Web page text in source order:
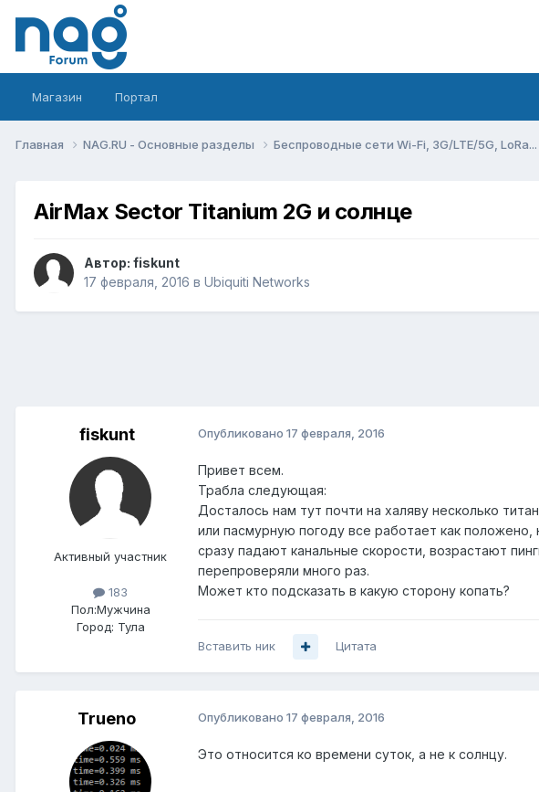
Магазин Портал
Главная NAG.RU - Основные разделы Беспроводные сети Wi-Fi, 3G/LTE/5G, LoRa...
AirMax Sector Titanium 2G и солнце
Автор: fiskunt
17 февраля, 2016 в Ubiquiti Networks
fiskunt
Активный участник
183
Пол:Мужчина
Город: Тула
Опубликовано 17 февраля, 2016
Привет всем.
Трабла следующая:
Досталось нам тут почти на халяву несколько
или пасмурную погоду все работает как
сразу падают канальные скорости, возрастают
перепроверяли много раз.
Может кто подсказать в какую сторону копать?
Вставить ник Цитата
Trueno Опубликовано 17 февраля, 2016
Это относится ко времени суток, а не к солнцу.